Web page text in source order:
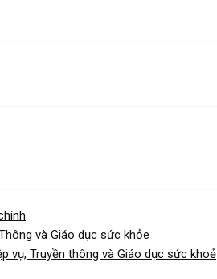
và Giáo dục sức khỏe
vụ, Truyền thông và Giáo dục sức khoẻ